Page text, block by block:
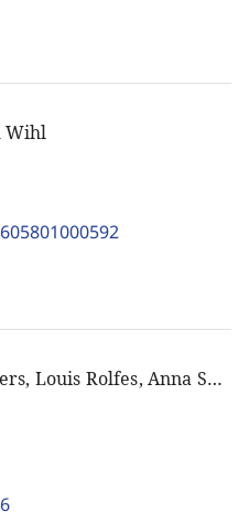
Wihl
Ali Ighreiz, Christoph Möllers, Louis Rolfes, Anna Shadrova, Alexander Tischbirek